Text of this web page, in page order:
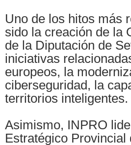
Uno de los hitos más
sido la creación de la
de la Diputación de
iniciativas
europeos, la
ciberseguridad, la
territorios inteligentes.
Asimismo, INPRO
Estratégico Provincial